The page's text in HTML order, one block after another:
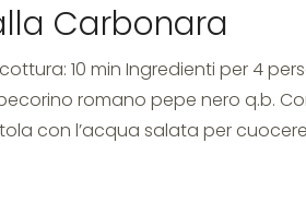
Carbonara
10 min Ingredienti per 4
romano pepe nero q.b.
con l’acqua salata per